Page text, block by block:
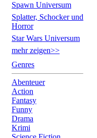
Spawn Universum
Splatter, Schocker und
Horror
Star Wars Universum
mehr zeigen>>
Genres
Abenteuer
Action
Fantasy
Funny
Drama
Krimi